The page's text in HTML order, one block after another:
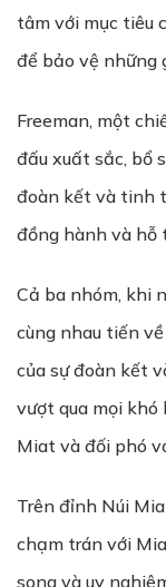
tâm với mục tiêu
để bảo vệ những
Freeman, một
đấu xuất sắc, bổ
đoàn kết và tinh
đồng hành và hỗ
Cả ba nhóm, khi
cùng nhau tiến
của sự đoàn kết
vượt qua mọi
Miat và đối phó
Trên đỉnh Núi
chạm trán với
song và uy